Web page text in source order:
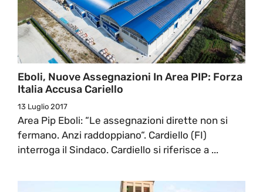
Eboli, Nuove Assegnazioni In Area PIP: Forza
Italia Accusa Cariello
13 Luglio 2017
Area Pip Eboli: “Le assegnazioni dirette non si
fermano. Anzi raddoppiano“. Cardiello (FI)
interroga il Sindaco. Cardiello si riferisce a ...